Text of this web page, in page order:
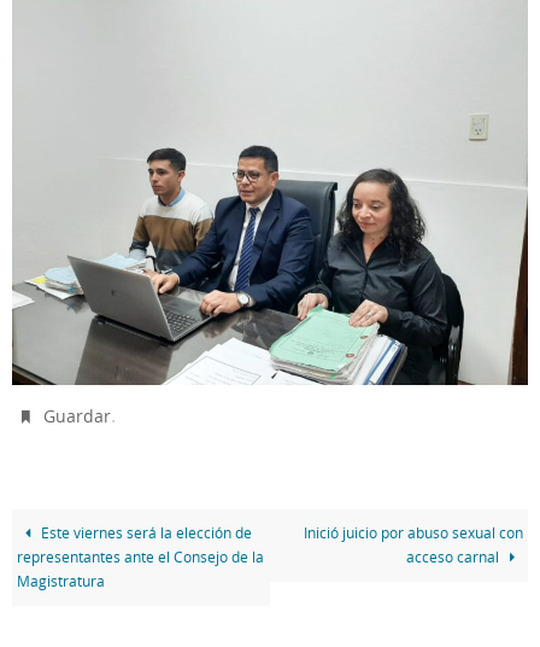
Guardar.
Este viernes será la elección de
representantes ante el Consejo de la
Magistratura
Inició juicio por abuso sexual con
acceso carnal